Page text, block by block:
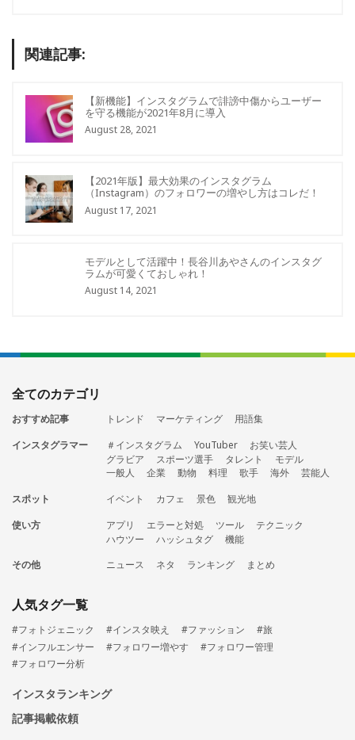
関連記事:
【新機能】インスタグラムで誹謗中傷からユーザー
を守る機能が2021年8月に導入
August 28, 2021
【2021年版】最大効果のインスタグラム
（Instagram）のフォロワーの増やし方はコレだ！
August 17, 2021
モデルとして活躍中！長谷川あやさんのインスタグ
ラムが可愛くておしゃれ！
August 14, 2021
全てのカテゴリ
おすすめ記事 トレンド マーケティング
用語集
インスタグラマー
＃インスタグラム YouTuber
お笑い芸人
グラビア
スポーツ選手 タレント
モデル
一般人
企業 動物 料理 歌手 海外
芸能人
スポット
イベント カフェ 景色
観光地
使い方
アプリ エラーと対処 ツール
テクニック
ハウツー
ハッシュタグ
機能
その他
ニュース ネタ ランキング まとめ
人気タグ一覧
#フォトジェニック #インスタ映え #ファッション
#旅
#インフルエンサー
#フォロワー増やす
#フォロワー管理
#フォロワー分析
インスタランキング
記事掲載依頼